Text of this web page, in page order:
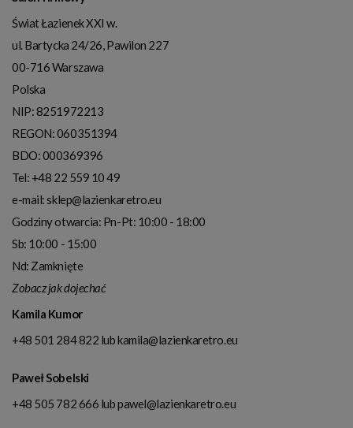
Świat Łazienek XXI w.
ul. Bartycka 24/26, Pawilon 227
00-716Warszawa
Polska
NIP:8251972213
REGON: 060351394
BDO: 000369396
Tel: +48 22 559 10 49
e-mail:sklep@lazienkaretro.eu
Godziny otwarcia: Pn-Pt: 10:00 - 18:00
Sb: 10:00 - 15:00
Nd: Zamknięte
Zobacz jak dojechać
Kamila Kumor
+48 501 284 822 lubkamila@lazienkaretro.eu
Paweł Sobelski
+48 505 782 666 lubpawel@lazienkaretro.eu